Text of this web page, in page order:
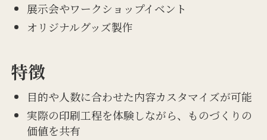
展示会やワークショップイベント
オリジナルグッズ製作
特徴
目的や人数に合わせた内容カスタマイズが可能
実際の印刷工程を体験しながら、ものづくりの
価値を共有